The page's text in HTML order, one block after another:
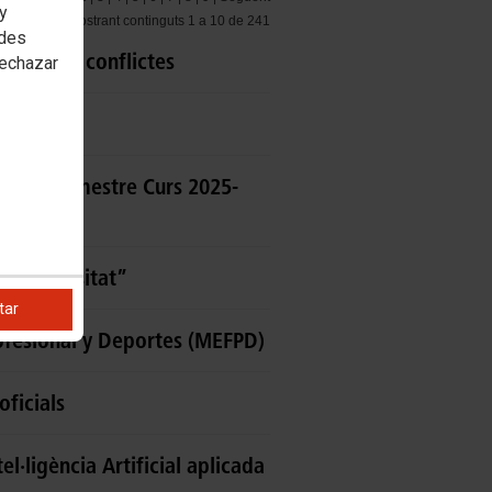
Mostrant continguts 1 a 10 de 241
de conflictes
Semestre Curs 2025-
y Deportes (MEFPD)
Artificial aplicada